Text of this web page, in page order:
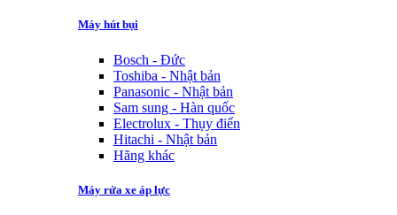
Máy hút bụi
Bosch - Đức
Toshiba - Nhật bản
Panasonic - Nhật bản
Sam sung - Hàn quốc
Electrolux - Thụy điển
Hitachi - Nhật bản
Hãng khác
Máy rửa xe áp lực